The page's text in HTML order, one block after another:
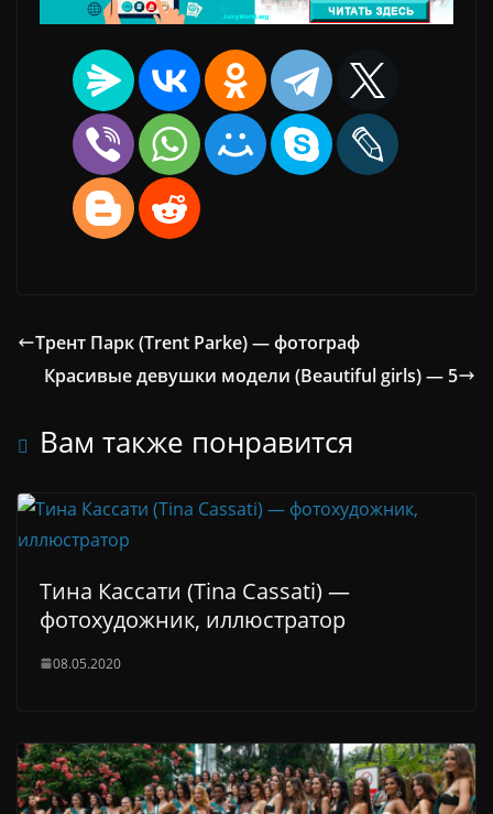
Трент Парк (Trent Parke) — фотограф
Красивые девушки модели (Beautiful girls) — 5
Вам также понравится
Тина Кассати (Tina Cassati) —
фотохудожник, иллюстратор
08.05.2020